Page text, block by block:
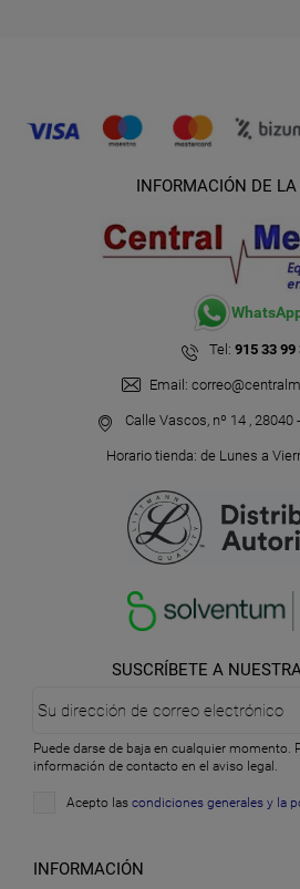
INFORMACIÓN DE
Tel: 915 33 99
Email:
Calle Vascos, nº 14 , 28040
Horario tienda: de Lunes a
SUSCRÍBETE A
Puede darse de baja en cualquier momento.
información de contacto en el aviso legal.
Acepto las condiciones generales y la
INFORMACIÓN